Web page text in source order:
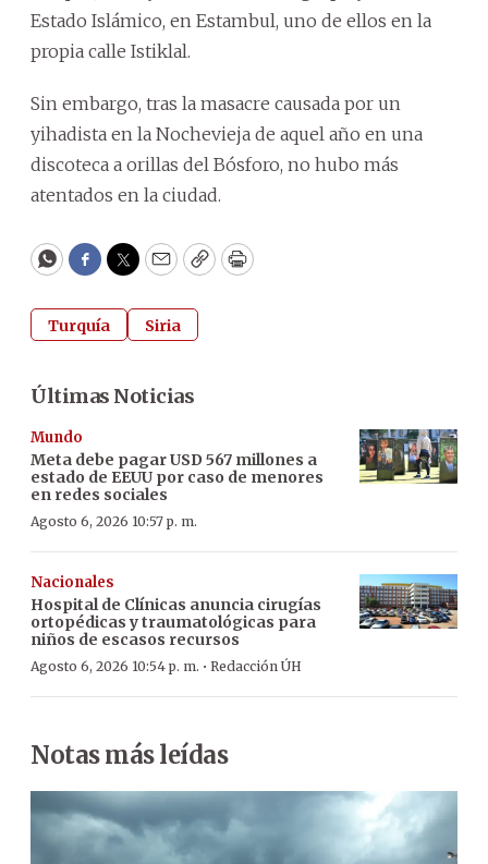
Estado Islámico, en Estambul, uno de ellos en la
propia calle Istiklal.
Sin embargo, tras la masacre causada por un
yihadista en la Nochevieja de aquel año en una
discoteca a orillas del Bósforo, no hubo más
atentados en la ciudad.
WhatsApp
Facebook
Twitter
EmailCopyPrint
Turquía Siria
Últimas Noticias
Mundo
Meta debe pagar USD 567 millones a
estado de EEUU por caso de menores
en redes sociales
Agosto 6, 2026 10:57 p. m.
Nacionales
Hospital de Clínicas anuncia cirugías
ortopédicas y traumatológicas para
niños de escasos recursos
Agosto 6, 2026 10:54 p. m. · Redacción ÚH
Notas más leídas